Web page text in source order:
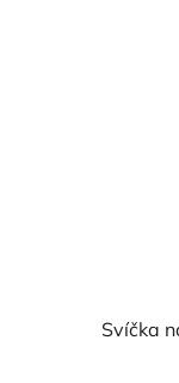
Svíčka